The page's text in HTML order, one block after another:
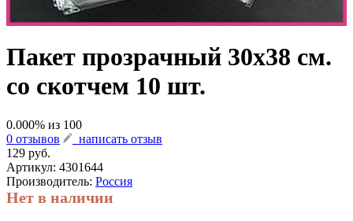
Пакет прозрачный 30х38 см.
со скотчем 10 шт.
0.000% из 100
0 отзывов
написать отзыв
129 руб.
Артикул: 4301644
Производитель: Россия
Нет в наличии